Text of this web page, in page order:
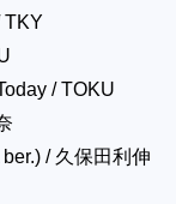
TKY
/ TOKU
/ 久保田利伸